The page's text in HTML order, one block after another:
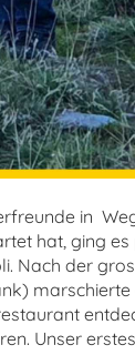
in
hat, ging es
Nach der
Unser